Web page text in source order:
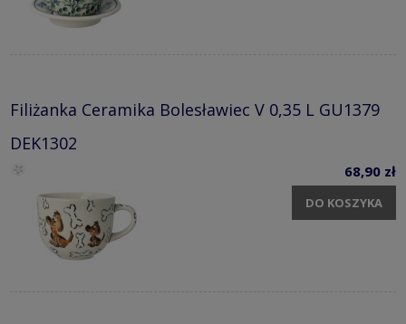
Filiżanka Ceramika Bolesławiec V 0,35 L GU1379
DEK1302
68,90 zł
DO KOSZYKA